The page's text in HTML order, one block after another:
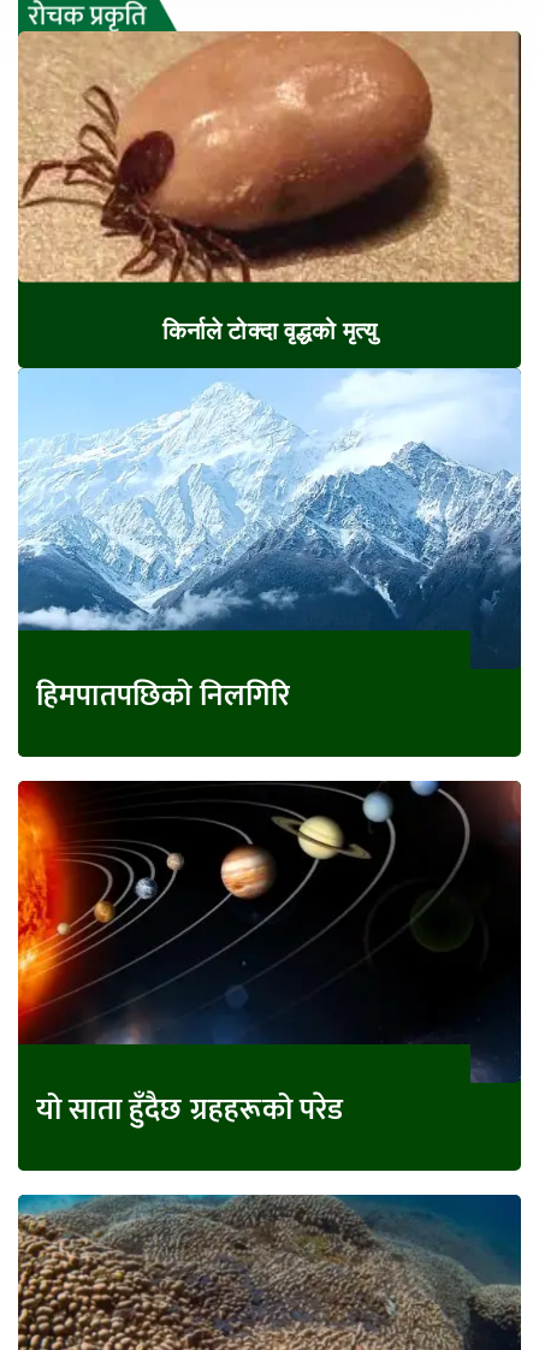
किर्नाले टोक्दा वृद्धको मृत्यु
हिमपातपछिको निलगिरि
यो साता हुँदैछ ग्रहहरूको परेड